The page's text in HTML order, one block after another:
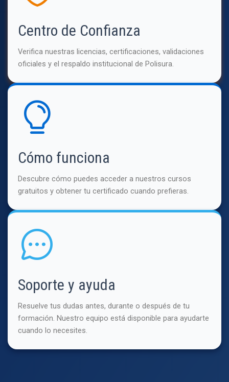
Centro de Confianza
Verifica nuestras licencias, certificaciones, validaciones
oficiales y el respaldo institucional de Polisura.
Cómo funciona
Descubre cómo puedes acceder a nuestros cursos
gratuitos y obtener tu certificado cuando prefieras.
Soporte y ayuda
Resuelve tus dudas antes, durante o después de tu
formación. Nuestro equipo está disponible para ayudarte
cuando lo necesites.